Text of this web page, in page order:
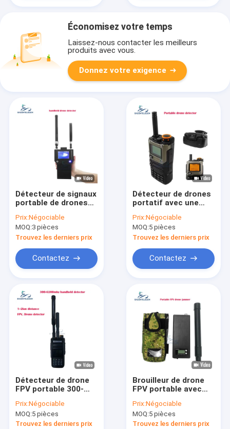
Économisez votre temps
Laissez-nous contacter les meilleurs
produits avec vous.
Donnez votre exigence
Détecteur de signaux
portable de drones
distance de
détection de 1,5 km à
2 km et une plage de
fréquences de 400 à
6000 MHz
Prix:Négociable
MOQ:3 pièces
Trouvez les derniers prix
Contactez
Détecteur de drones
portatif avec une
de 600 à 800 m, une
bande de fréquences
de 700 MHz à 6 GHz
et un angle de travail
de 360 degrés
Prix:Négociable
MOQ:5 pièces
Trouvez les derniers prix
Contactez
Détecteur de drone
FPV portable 300-
portée de détection
de 1 à 2 km
Prix:Négociable
MOQ:5 pièces
Trouvez les derniers prix
Brouilleur de drone
FPV portable avec
haute puissance de
50 W pour le
brouillage de signal
Prix:Négociable
MOQ:5 pièces
Trouvez les derniers prix